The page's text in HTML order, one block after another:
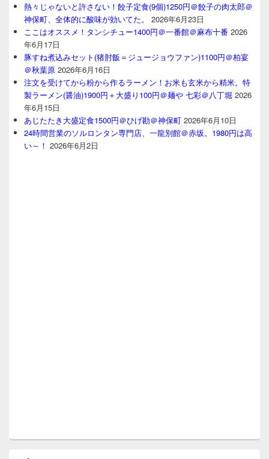
熱々じゃないと許さない！餃子定食(9個)1250円＠餃子の肉太郎＠
神保町、全体的に酸味が効いてた。
2026年6月23日
ここはオススメ！タンシチュー1400円＠一番館＠麻布十番 2026
年6月17日
豚すね煮込みセット(猪肘飯＝ジュージョウファン)1100円＠柏宴
＠秋葉原 2026年6月16日
注文を受けてから粉から作るラーメン！お米も玄米から精米。特
製ラーメン(醤油)1900円＋大盛り100円＠麺や 七彩＠八丁堀 2026
年6月15日
あじたたき大盛定食1500円＠ひげ勘＠神保町 2026年6月10日
24時間営業のソルロンタン専門店、一龍別館＠赤坂。1980円は高
い～！ 2026年6月2日